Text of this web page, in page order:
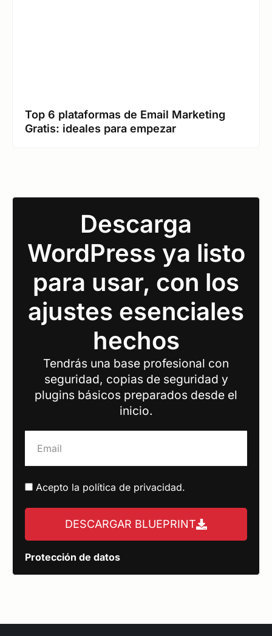
Top 6 plataformas de Email Marketing
Gratis: ideales para empezar
Descarga
WordPress ya listo
para usar, con los
ajustes esenciales
hechos
Tendrás una base profesional con
seguridad, copias de seguridad y
plugins básicos preparados desde el
inicio.
Acepto la política de privacidad.
DESCARGAR BLUEPRINT
Protección de datos